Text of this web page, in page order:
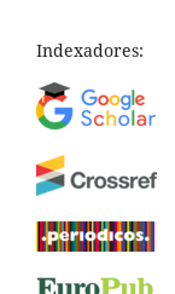
Indexadores: